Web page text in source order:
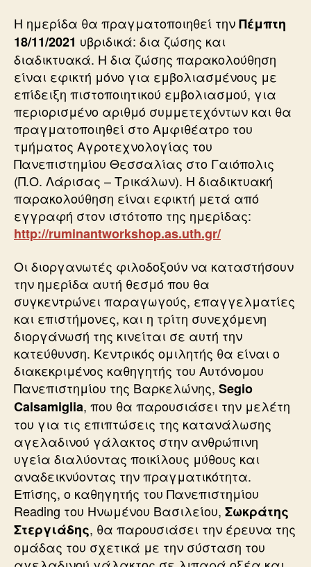
Η ημερίδα θα πραγματοποιηθεί τηνΠέμπτη
18/11/2021 υβριδικά: δια ζώσης και
διαδικτυακά. Η δια ζώσης παρακολούθηση
είναι εφικτή μόνο για εμβολιασμένους με
επίδειξη πιστοποιητικού εμβολιασμού, για
περιορισμένο αριθμό συμμετεχόντων και θα
πραγματοποιηθεί στο Αμφιθέατρο του
τμήματος Αγροτεχνολογίας του
Πανεπιστημίου Θεσσαλίας στο Γαιόπολις
(Π.Ο. Λάρισας – Τρικάλων). Η διαδικτυακή
παρακολούθηση είναι εφικτή μετά από
εγγραφή στον ιστότοπο της ημερίδας:
http://ruminantworkshop.as.uth.gr/
Οι διοργανωτές φιλοδοξούν να καταστήσουν
την ημερίδα αυτή θεσμό που θα
συγκεντρώνει παραγωγούς, επαγγελματίες
και επιστήμονες, και η τρίτη συνεχόμενη
διοργάνωσή της κινείται σε αυτή την
κατεύθυνση. Κεντρικός ομιλητής θα είναι ο
διακεκριμένος καθηγητής του Αυτόνομου
Πανεπιστημίου της Βαρκελώνης, Segio
Calsamiglia, που θα παρουσιάσει την μελέτη
του για τις επιπτώσεις της κατανάλωσης
αγελαδινού γάλακτος στην ανθρώπινη
υγεία διαλύοντας ποικίλους μύθους και
αναδεικνύοντας την πραγματικότητα.
Επίσης, ο καθηγητής του Πανεπιστημίου
Reading του Ηνωμένου Βασιλείου, Σωκράτης
Στεργιάδης, θα παρουσιάσει την έρευνα της
ομάδας του σχετικά με την σύσταση του